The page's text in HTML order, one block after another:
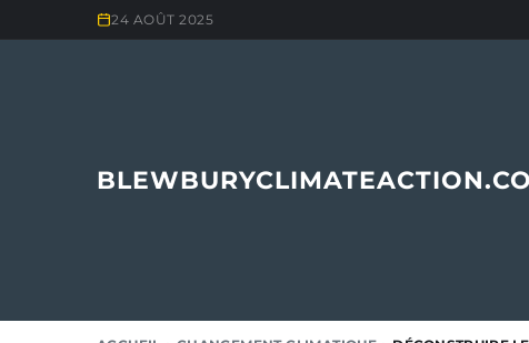
24 AOÛT 2025